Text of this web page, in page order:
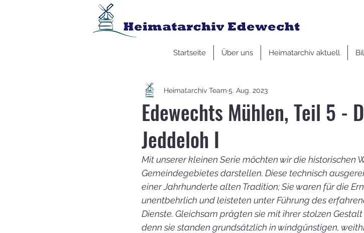
Startseite Über uns Heimatarchiv aktuell
Edewechts Mühlen, Teil 5 -
Jeddeloh I
Heimatarchiv Team 5. Aug. 2023
Mit unserer kleinen Serie möchten wir die historischen
Gemeindegebietes darstellen. Diese technisch
einer Jahrhunderte alten Tradition; Sie waren für die
unentbehrlich und leisteten unter Führung des
Dienste. Gleichsam prägten sie mit ihrer stolzen
denn sie standen grundsätzlich in windgünstigen,